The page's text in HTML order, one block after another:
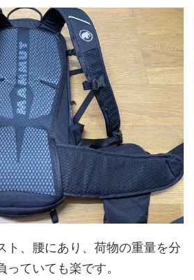
ト、腰にあり、荷物の重量を分
ていても楽です。